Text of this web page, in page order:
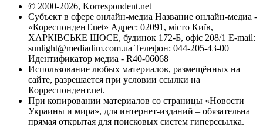
© 2000-2026, Korrespondent.net
Субъект в сфере онлайн-медиа Название онлайн-медиа -
«КореспонденТ.net» Адрес: 02091, місто Київ,
ХАРКІВСЬКЕ ШОСЕ, будинок 172-Б, офіс 208/1 E-mail:
sunlight@mediadim.com.ua Телефон: 044-205-43-00
Идентификатор медиа - R40-06068
Использование любых материалов, размещённых на
сайте, разрешается при условии ссылки на
Корреспондент.net.
При копировании материалов со страницы «Новости
Украины и мира», для интернет-изданий – обязательна
прямая открытая для поисковых систем гиперссылка.